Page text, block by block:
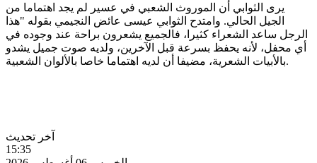
يرى الثوابي أن الموروث الشعبي في عسير لم يجد اهتماما من
الجيل الحالي. وامتدح الثوابي عيسى عائض النجيمي بقوله "هذا
الرجل ساعد الشعراء كثيرا، فالجميع يشعرون براحة عند وجوده في
أي محفل، لأنه يحفظ بسرعة قبل الآخرين، ولديه صوت جميل يشدو
بالأبيات الشعرية، مضيفا أن لديه اهتماما خاصا بالألوان الشعبية.
آخر تحديث
15:35